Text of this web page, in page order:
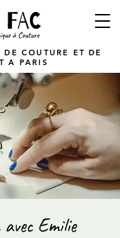
DE COUTURE ET DE
A PARIS
Emilie